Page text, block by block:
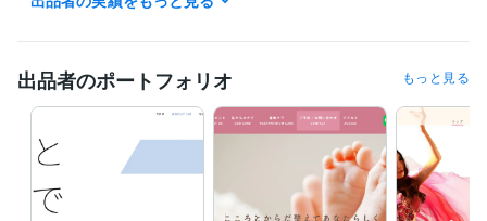
早めの返信を心がけています。
経験職種
デザイナー / Webデザイナー 経験年数 : 21年
Webサービス・制作 / Webプロデューサー・ディレクター
経験年数 :
Webサービス・制作 / HTMLコーダー・マークアップエンジニア
経
験年数 : 10年
経営・マネジメント / 経営者・CEO・COO 経験年数 : 8年
出品者のポートフォリオ もっと見る